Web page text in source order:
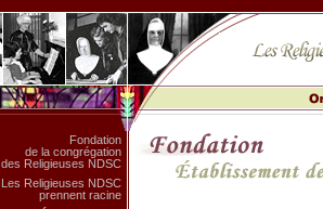
Fondation
de la congrégation
des Religieuses NDSC
Les Religieuses NDSC
prennent racine